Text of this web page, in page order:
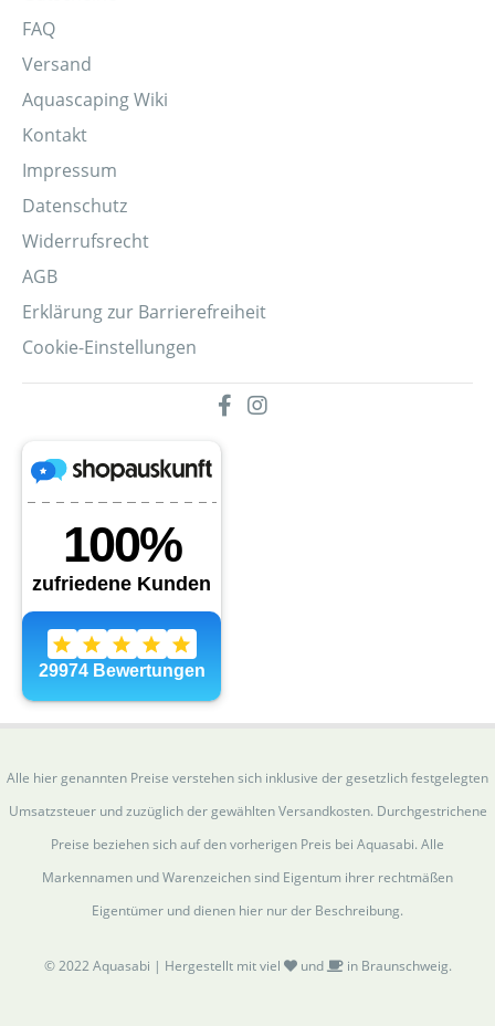
FAQ
Versand
Aquascaping Wiki
Kontakt
Impressum
Datenschutz
Widerrufsrecht
AGB
Erklärung zur Barrierefreiheit
Cookie-Einstellungen
Alle hier genannten Preise verstehen sich inklusive der gesetzlich festgelegten
Umsatzsteuer und zuzüglich der gewählten Versandkosten. Durchgestrichene
Preise beziehen sich auf den vorherigen Preis bei Aquasabi. Alle
Markennamen und Warenzeichen sind Eigentum ihrer rechtmäßen
Eigentümer und dienen hier nur der Beschreibung.
© 2022 Aquasabi | Hergestellt mit viel und in Braunschweig.